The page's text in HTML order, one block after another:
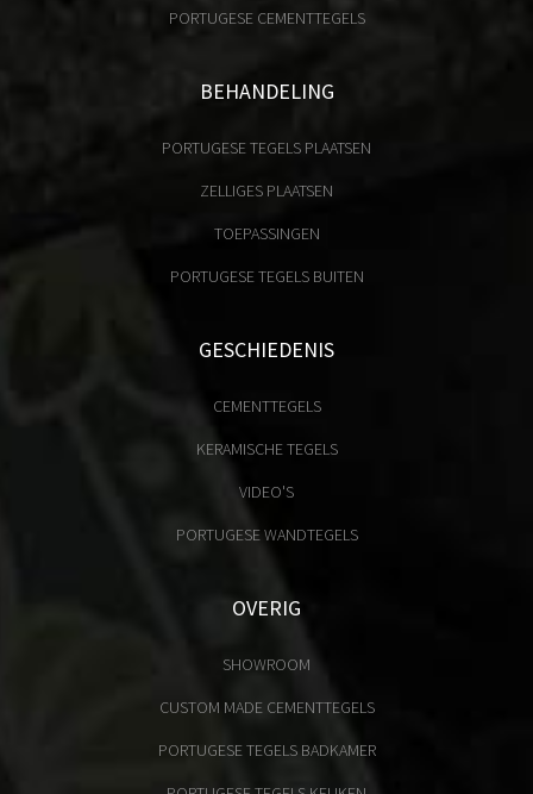
PORTUGESE CEMENTTEGELS
BEHANDELING
PORTUGESE TEGELS PLAATSEN
ZELLIGES PLAATSEN
TOEPASSINGEN
PORTUGESE TEGELS BUITEN
GESCHIEDENIS
CEMENTTEGELS
KERAMISCHE TEGELS
VIDEO'S
PORTUGESE WANDTEGELS
OVERIG
SHOWROOM
CUSTOM MADE CEMENTTEGELS
PORTUGESE TEGELS BADKAMER